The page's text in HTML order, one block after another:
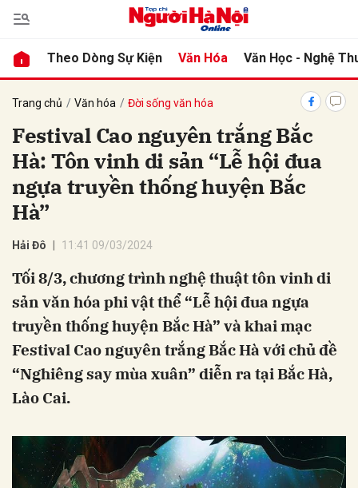
Theo Dòng Sự Kiện Văn Hóa Văn Học - Nghệ
Trang chủ Văn hóa Đời sống văn hóa
Festival Cao nguyên trắng Bắc
Hà: Tôn vinh di sản “Lễ hội đua
ngựa truyền thống huyện Bắc
Hà”
Hải Đô 11:41 09/03/2024
Tối 8/3, chương trình nghệ thuật tôn vinh di
sản văn hóa phi vật thể “Lễ hội đua ngựa
truyền thống huyện Bắc Hà” và khai mạc
Festival Cao nguyên trắng Bắc Hà với chủ đề
“Nghiêng say mùa xuân” diễn ra tại Bắc Hà,
Lào Cai.
luận